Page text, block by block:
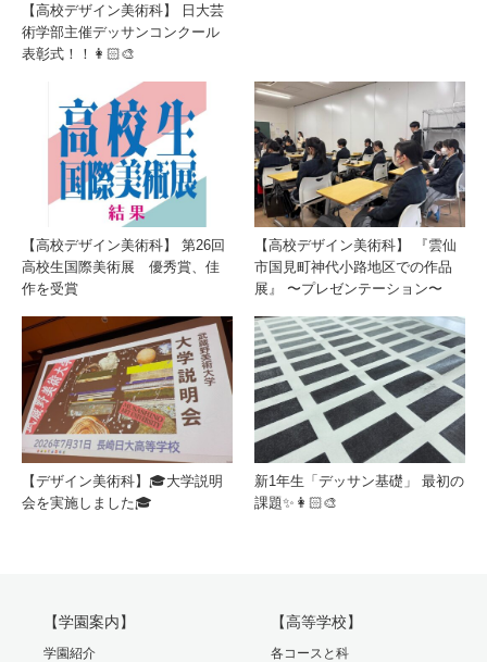
【高校デザイン美術科】 日大芸
術学部主催デッサンコンクール
表彰式！！👩🏻‍🎨
【高校デザイン美術科】 第26回
高校生国際美術展 優秀賞、佳
作を受賞
【高校デザイン美術科】 『雲仙
市国見町神代小路地区での作品
展』 〜プレゼンテーション〜
【デザイン美術科】🎓大学説明
会を実施しました🎓
新1年生「デッサン基礎」 最初の
課題✨👩🏻‍🎨
【学園案内】
学園紹介
【高等学校】
各コースと科